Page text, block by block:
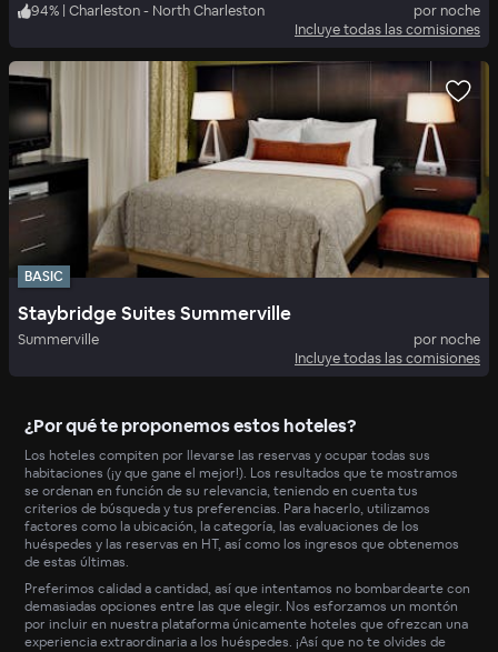
94% | Charleston - North Charleston
por noche
Incluye todas las comisiones
BASIC
Staybridge Suites Summerville
Summerville
por noche
Incluye todas las comisiones
¿Por qué te proponemos estos hoteles?
Los hoteles compiten por llevarse las reservas y ocupar todas sus
habitaciones (¡y que gane el mejor!). Los resultados que te mostramos
se ordenan en función de su relevancia, teniendo en cuenta tus
criterios de búsqueda y tus preferencias. Para hacerlo, utilizamos
factores como la ubicación, la categoría, las evaluaciones de los
huéspedes y las reservas en HT, así como los ingresos que obtenemos
de estas últimas.
Preferimos calidad a cantidad, así que intentamos no bombardearte con
demasiadas opciones entre las que elegir. Nos esforzamos un montón
por incluir en nuestra plataforma únicamente hoteles que ofrezcan una
experiencia extraordinaria a los huéspedes. ¡Así que no te olvides de